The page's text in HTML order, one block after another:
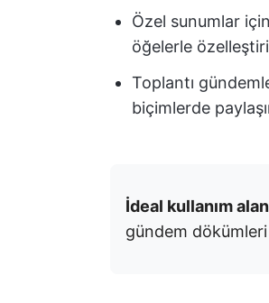
Özel sunumlar
öğelerle
Toplantı
biçimlerde
İdeal kullanım
gündem